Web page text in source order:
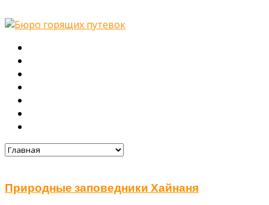
Природные заповедники Хайнаня